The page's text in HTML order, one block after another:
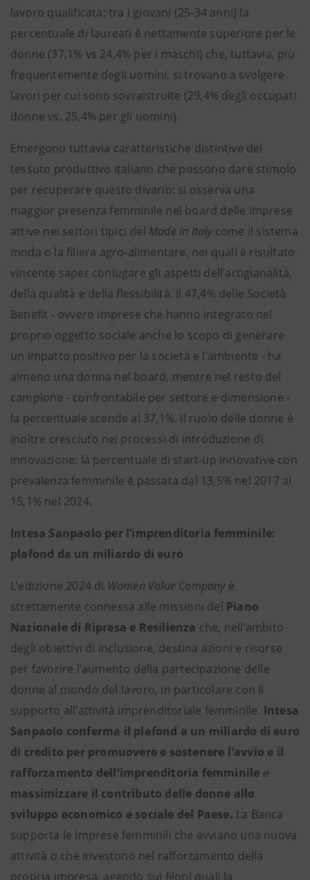
lavoro qualificata: tra i giovani (25-34 anni) la
percentuale di laureati è nettamente superiore per le
donne (37,1% vs 24,4% per i maschi) che, tuttavia, più
frequentemente degli uomini, si trovano a svolgere
lavori per cui sono sovraistruite (29,4% degli occupati
donne vs. 25,4% per gli uomini).
Emergono tuttavia caratteristiche distintive del
tessuto produttivo italiano che possono dare stimolo
per recuperare questo divario: si osserva una
maggior presenza femminile nel board delle imprese
attive nei settori tipici del Made in Italycome il sistema
moda o la filiera agro-alimentare, nei quali è risultato
vincente saper coniugare gli aspetti dell’artigianalità,
della qualità e della flessibilità. Il 47,4% delle Società
Benefit - ovvero imprese che hanno integrato nel
proprio oggetto sociale anche lo scopo di generare
un impatto positivo per la società e l’ambiente - ha
almeno una donna nel board, mentre nel resto del
campione - confrontabile per settore e dimensione -
la percentuale scende al 37,1%. Il ruolo delle donne è
inoltre cresciuto nei processi di introduzione di
innovazione: la percentuale di start-up innovative con
prevalenza femminile è passata dal 13,5% nel 2017 al
15,1% nel 2024.
Intesa Sanpaolo per l’imprenditoria femminile:
plafond da un miliardo di euro
L’edizione 2024 di Women Value Companyè
strettamente connessa alle missioni del Piano
Nazionale di Ripresa e Resilienza che, nell’ambito
degli obiettivi di inclusione, destina azioni e risorse
per favorire l’aumento della partecipazione delle
donne al mondo del lavoro, in particolare con il
supporto all’attività imprenditoriale femminile. Intesa
Sanpaolo conferma il plafond a un miliardo di euro
di credito per promuovere e sostenere l'avvio e il
rafforzamento dell'imprenditoria femminile e
massimizzare il contributo delle donne allo
sviluppo economico e sociale del Paese. La Banca
supporta le imprese femminili che avviano una nuova
attività o che investono nel rafforzamento della
propria impresa, agendo sui filoni quali la